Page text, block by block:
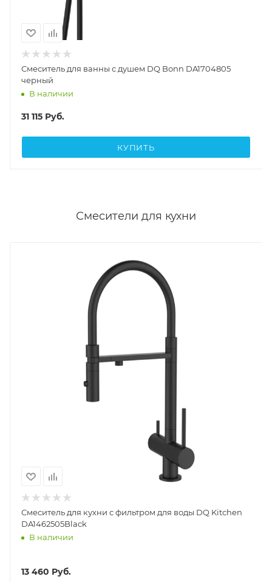
Смеситель для ванны с душем DQ Bonn DA1704805
черный
В наличии
31 115 Руб.
КУПИТЬ
Смесители для кухни
Смеситель для кухни с фильтром для воды DQ Kitchen
DA1462505Black
В наличии
13 460 Руб.